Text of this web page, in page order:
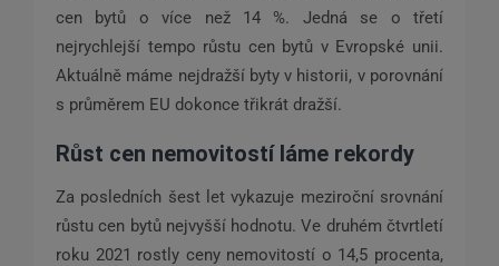
cen bytů o více než 14 %. Jedná se o třetí
nejrychlejší tempo růstu cen bytů v Evropské unii.
Aktuálně máme nejdražší byty v historii, v porovnání
s průměrem EU dokonce třikrát dražší.
Růst cen nemovitostí láme rekordy
Za posledních šest let vykazuje meziroční srovnání
růstu cen bytů nejvyšší hodnotu. Ve druhém čtvrtletí
roku 2021 rostly ceny nemovitostí o 14,5 procenta,